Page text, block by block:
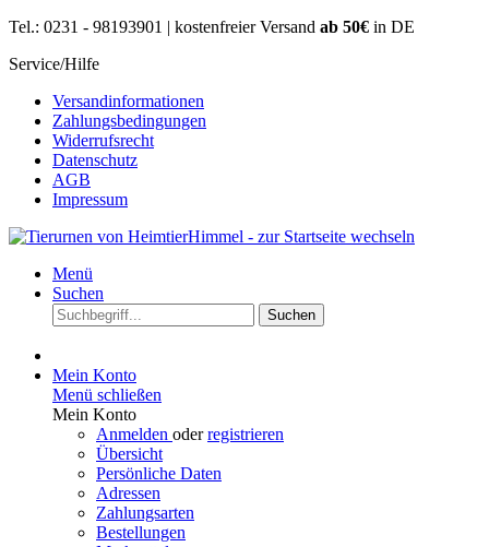
Tel.: 0231 - 98193901 | kostenfreier Versand ab 50€ in DE
Service/Hilfe
Versandinformationen
Zahlungsbedingungen
Widerrufsrecht
Datenschutz
AGB
Impressum
Menü
Suchen
Suchen
Mein Konto
Menü schließen
Mein Konto
Anmelden oderregistrieren
Übersicht
Persönliche Daten
Adressen
Zahlungsarten
Bestellungen